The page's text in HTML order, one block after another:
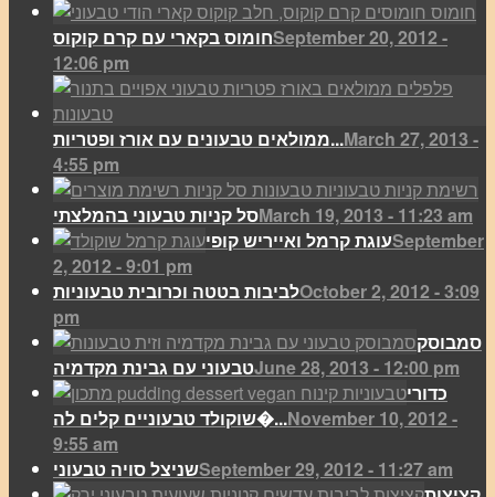
חומוס בקארי עם קרם קוקוסSeptember 20, 2012 -
12:06 pm
ממולאים טבעונים עם אורז ופטריות...March 27, 2013 -
4:55 pm
סל קניות טבעוני בהמלצתיMarch 19, 2013 - 11:23 am
עוגת קרמל ואייריש קופיSeptember
2, 2012 - 9:01 pm
לביבות בטטה וכרובית טבעוניותOctober 2, 2012 - 3:09
pm
סמבוסק
טבעוני עם גבינת מקדמיהJune 28, 2013 - 12:00 pm
כדורי
שוקולד טבעוניים קלים לה�...November 10, 2012 -
9:55 am
שניצל סויה טבעוניSeptember 29, 2012 - 11:27 am